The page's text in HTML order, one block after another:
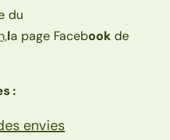
du
la page Facebook de
:
envies